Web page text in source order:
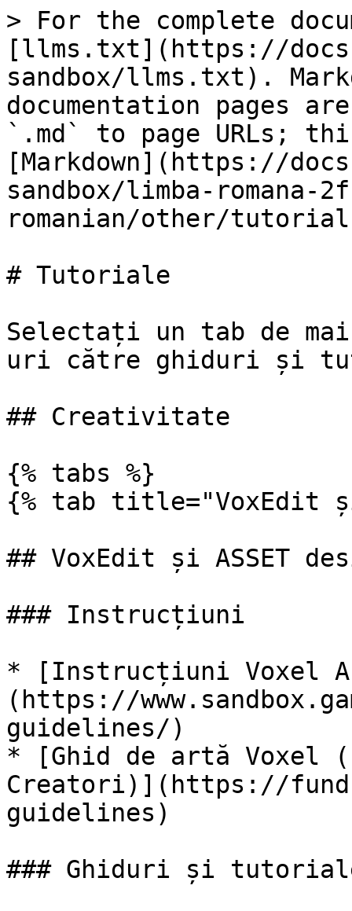
> For the complete
[llms.txt](https://
sandbox/llms.txt).
documentation pages
`.md` to page URLs;
[Markdown](https://
sandbox/limba-romana-
romanian/other/
# Tutoriale
Selectați un tab de
uri către ghiduri și
## Creativitate
{% tabs %}
{% tab title="VoxEdit și
## VoxEdit și ASSET
### Instrucțiuni
* [Instrucțiuni Voxel
(https://
guidelines/)
* [Ghid de artă Voxel
Creatori)](https://
guidelines)
### Ghiduri și